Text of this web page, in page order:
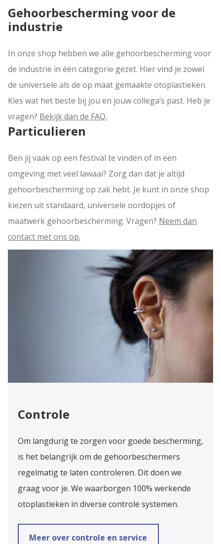
Gehoorbescherming voor de
industrie
In onze shop hebben we alle gehoorbescherming voor
de industrie in één categorie gezet. Hier vind je zowel
de universele als de op maat gemaakte otoplastieken.
Kies wat het beste bij jou en jouw collega’s past. Heb je
vragen? Bekijk dan de FAQ.
Particulieren
Ben jij vaak op een festival te vinden of in een
omgeving met veel lawaai? Zorg dan dat je altijd
gehoorbescherming op zak hebt. Je kunt in onze shop
kiezen uit standaard, universele oordopjes of
maatwerk gehoorbescherming. Vragen? Neem dan
contact met ons op.
Controle
Om langdurig te zorgen voor goede bescherming,
is het belangrijk om de gehoorbeschermers
regelmatig te laten controleren. Dit doen we
graag voor je. We waarborgen 100% werkende
otoplastieken in diverse controle systemen.
Meer over controle en service